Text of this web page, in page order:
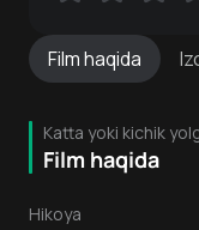
Filmhaqida
Katta yoki kichik
Film haqida
Hikoya